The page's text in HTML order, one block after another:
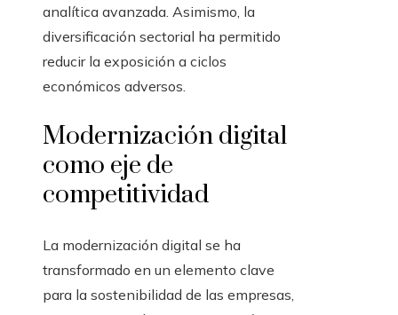
analítica avanzada. Asimismo, la
diversificación sectorial ha permitido
reducir la exposición a ciclos
económicos adversos.
Modernización digital
como eje de
competitividad
La modernización digital se ha
transformado en un elemento clave
para la sostenibilidad de las empresas,